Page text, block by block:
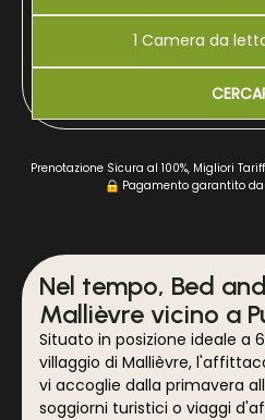
1 Camera da
Prenotazione Sicura al 100%, Migliori
Pagamento garantito da
Nel tempo, Bed
Mallièvre vicino a
Situato in posizione ideale a
villaggio di Mallièvre,
vi accoglie dalla primavera
soggiorni turistici o viaggi